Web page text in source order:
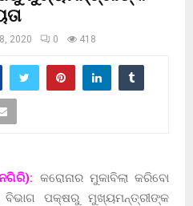
2020 0 418
କରୋନାର ମୁକାବିଲା କରିବାେ
ବିଭାଗ ପକ୍ଷରୁ ମୁଖ୍ୟମନ୍ତ୍ରୀଙ୍କ